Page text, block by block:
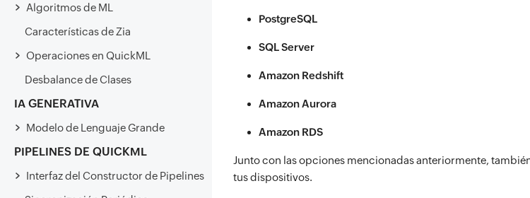
Algoritmos de ML
Características de Zia
Operaciones en QuickML
Desbalance de Clases
IA GENERATIVA
Modelo de Lenguaje Grande
PIPELINES DE QUICKML
Interfaz del Constructor de Pipelines
PostgreSQL
SQL Server
Amazon Redshift
Amazon Aurora
Amazon RDS
Junto con las opciones mencionadas anteriormente,
tus dispositivos.